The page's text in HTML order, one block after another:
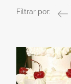
Filtrar por: